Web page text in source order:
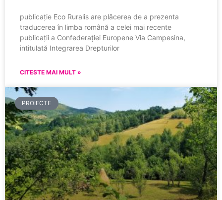
publicație Eco Ruralis are plăcerea de a prezenta
traducerea în limba română a celei mai recente
publicații a Confederației Europene Via Campesina,
intitulată Integrarea Drepturilor
CITESTE MAI MULT »
PROIECTE